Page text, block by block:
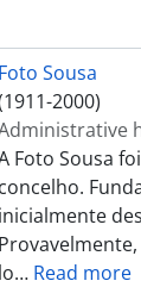
de criança
de homem
de criança
de
de
de padre
de
de
Foto Sousa
2000)
Foto Sousa
concelho.
inicialmente
lo… Read more